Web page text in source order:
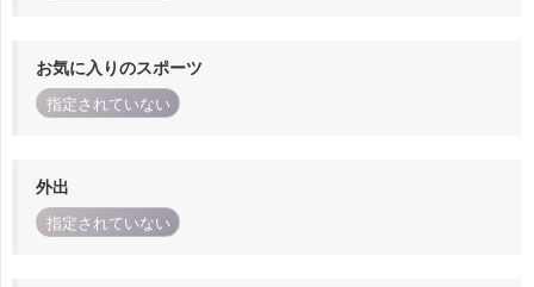
お気に入りのスポーツ
指定されていない
外出
指定されていない